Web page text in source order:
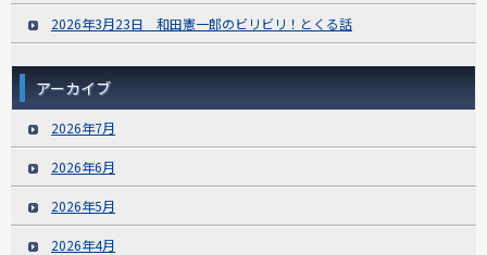
2026年3月23日 和田憲一郎のビリビリ！とくる話
アーカイブ
2026年7月
2026年6月
2026年5月
2026年4月